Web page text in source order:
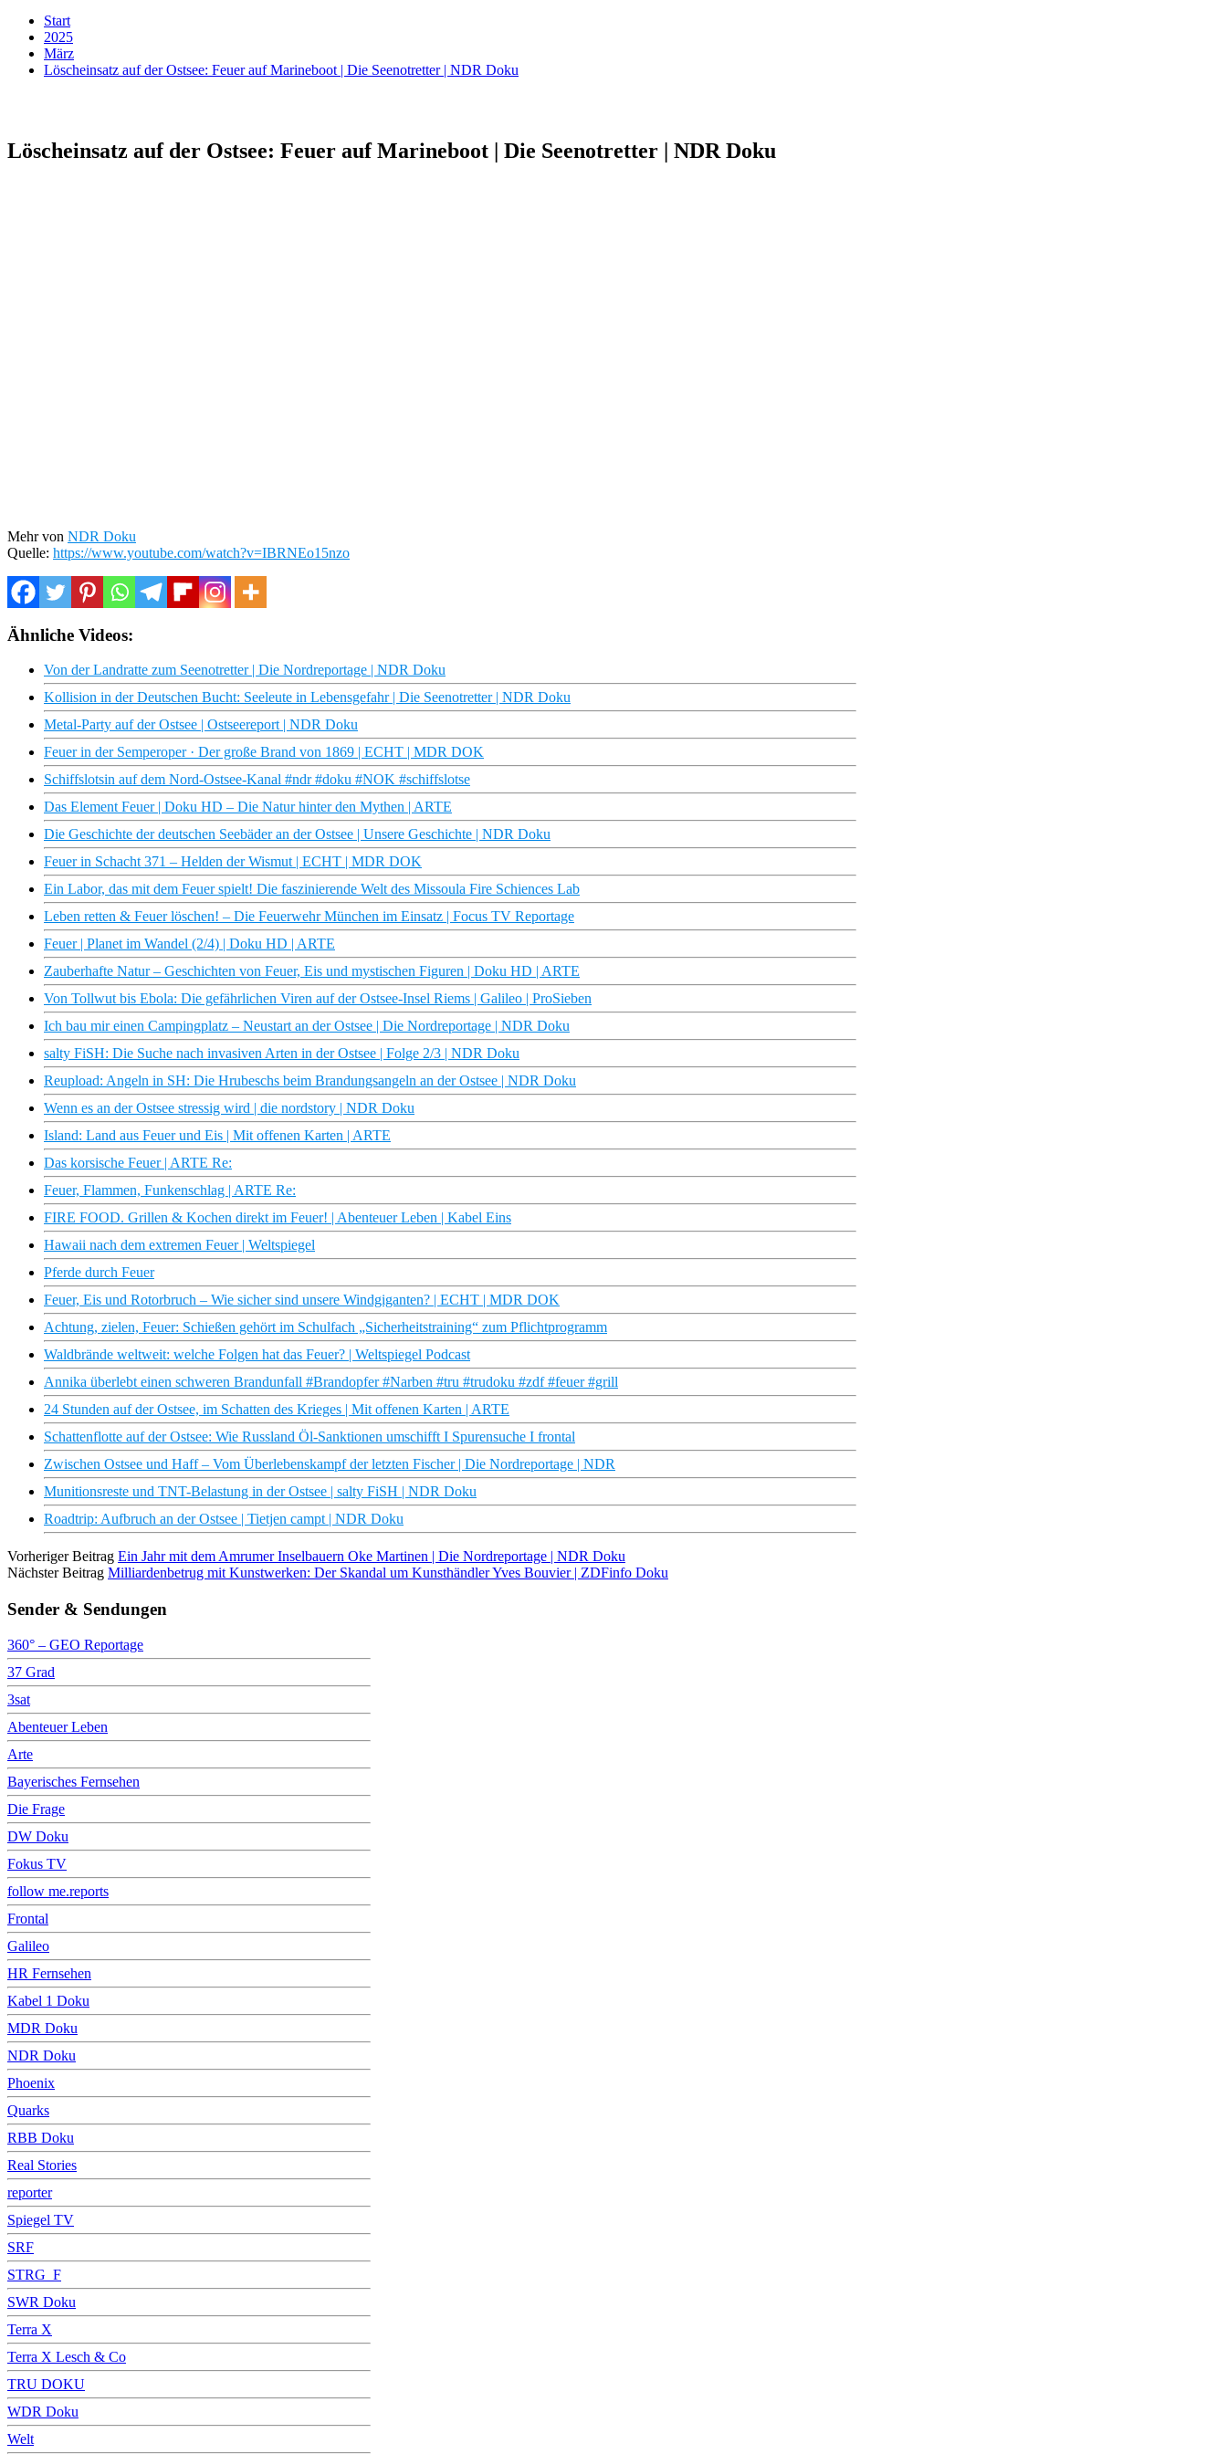
Start
2025
März
Löscheinsatz auf der Ostsee: Feuer auf Marineboot | Die Seenotretter | NDR Doku
Löscheinsatz auf der Ostsee: Feuer auf Marineboot | Die Seenotretter | NDR Doku
Mehr von NDR Doku
Quelle: https://www.youtube.com/watch?v=IBRNEo15nzo
Ähnliche Videos:
Von der Landratte zum Seenotretter | Die Nordreportage | NDR Doku
Kollision in der Deutschen Bucht: Seeleute in Lebensgefahr | Die Seenotretter | NDR Doku
Metal-Party auf der Ostsee | Ostseereport | NDR Doku
Feuer in der Semperoper · Der große Brand von 1869 | ECHT | MDR DOK
Schiffslotsin auf dem Nord-Ostsee-Kanal #ndr #doku #NOK #schiffslotse
Das Element Feuer | Doku HD – Die Natur hinter den Mythen | ARTE
Die Geschichte der deutschen Seebäder an der Ostsee | Unsere Geschichte | NDR Doku
Feuer in Schacht 371 – Helden der Wismut | ECHT | MDR DOK
Ein Labor, das mit dem Feuer spielt! Die faszinierende Welt des Missoula Fire Schiences Lab
Leben retten & Feuer löschen! – Die Feuerwehr München im Einsatz | Focus TV Reportage
Feuer | Planet im Wandel (2/4) | Doku HD | ARTE
Zauberhafte Natur – Geschichten von Feuer, Eis und mystischen Figuren | Doku HD | ARTE
Von Tollwut bis Ebola: Die gefährlichen Viren auf der Ostsee-Insel Riems | Galileo | ProSieben
Ich bau mir einen Campingplatz – Neustart an der Ostsee | Die Nordreportage | NDR Doku
salty FiSH: Die Suche nach invasiven Arten in der Ostsee | Folge 2/3 | NDR Doku
Reupload: Angeln in SH: Die Hrubeschs beim Brandungsangeln an der Ostsee | NDR Doku
Wenn es an der Ostsee stressig wird | die nordstory | NDR Doku
Island: Land aus Feuer und Eis | Mit offenen Karten | ARTE
Das korsische Feuer | ARTE Re:
Feuer, Flammen, Funkenschlag | ARTE Re:
FIRE FOOD. Grillen & Kochen direkt im Feuer! | Abenteuer Leben | Kabel Eins
Hawaii nach dem extremen Feuer | Weltspiegel
Pferde durch Feuer
Feuer, Eis und Rotorbruch – Wie sicher sind unsere Windgiganten? | ECHT | MDR DOK
Achtung, zielen, Feuer: Schießen gehört im Schulfach „Sicherheitstraining“ zum Pflichtprogramm
Waldbrände weltweit: welche Folgen hat das Feuer? | Weltspiegel Podcast
Annika überlebt einen schweren Brandunfall #Brandopfer #Narben #tru #trudoku #zdf #feuer #grill
24 Stunden auf der Ostsee, im Schatten des Krieges | Mit offenen Karten | ARTE
Schattenflotte auf der Ostsee: Wie Russland Öl-Sanktionen umschifft I Spurensuche I frontal
Zwischen Ostsee und Haff – Vom Überlebenskampf der letzten Fischer | Die Nordreportage | NDR
Munitionsreste und TNT-Belastung in der Ostsee | salty FiSH | NDR Doku
Roadtrip: Aufbruch an der Ostsee | Tietjen campt | NDR Doku
Vorheriger Beitrag Ein Jahr mit dem Amrumer Inselbauern Oke Martinen | Die Nordreportage | NDR Doku
Nächster Beitrag Milliardenbetrug mit Kunstwerken: Der Skandal um Kunsthändler Yves Bouvier | ZDFinfo Doku
Sender & Sendungen
360° – GEO Reportage
37 Grad
3sat
Abenteuer Leben
Arte
Bayerisches Fernsehen
Die Frage
DW Doku
Fokus TV
follow me.reports
Frontal
Galileo
HR Fernsehen
Kabel 1 Doku
MDR Doku
NDR Doku
Phoenix
Quarks
RBB Doku
Real Stories
reporter
Spiegel TV
SRF
STRG_F
SWR Doku
Terra X
Terra X Lesch & Co
TRU DOKU
WDR Doku
Welt